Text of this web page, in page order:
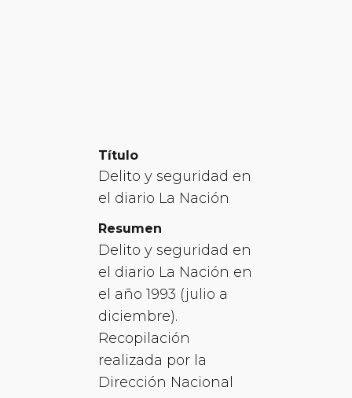
Título
Delito y seguridad en
el diario La Nación
Resumen
Delito y seguridad en
el diario La Nación en
el año 1993 (julio a
diciembre).
Recopilación
realizada por la
Dirección Nacional